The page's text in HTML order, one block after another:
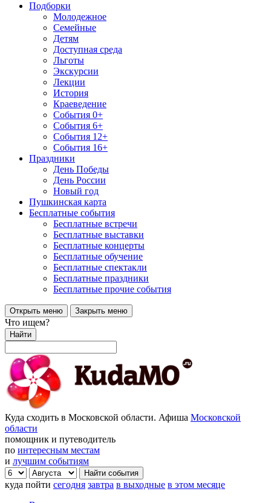
Подборки
Молодежное
Семейные
Детям
Доступная среда
Льготы
Экскурсии
Лекции
История
Краеведение
События 0+
События 6+
События 12+
События 16+
Праздники
День Победы
День России
Новый год
Пушкинская карта
Бесплатные события
Бесплатные встречи
Бесплатные выставки
Бесплатные концерты
Бесплатные обучение
Бесплатные спектакли
Бесплатные праздники
Бесплатные прочие события
Открыть меню Закрыть меню
Что ищем?
Найти
Куда сходить в Московской области. Афиша Московской
области
помощник и путеводитель
по интересным местам
и лучшим событиям
куда пойти сегодня завтра в выходные в этом месяце